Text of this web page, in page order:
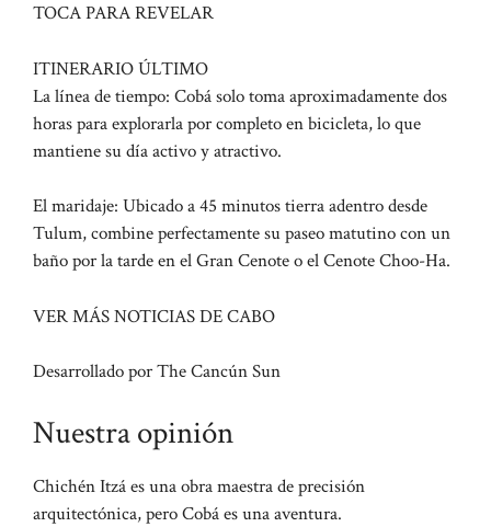
TOCA PARA REVELAR
ITINERARIO ÚLTIMO
La línea de tiempo: Cobá solo toma aproximadamente dos
horas para explorarla por completo en bicicleta, lo que
mantiene su día activo y atractivo.
El maridaje: Ubicado a 45 minutos tierra adentro desde
Tulum, combine perfectamente su paseo matutino con un
baño por la tarde en el Gran Cenote o el Cenote Choo-Ha.
VER MÁS NOTICIAS DE CABO
Desarrollado por The Cancún Sun
Nuestra opinión
Chichén Itzá es una obra maestra de precisión
arquitectónica, pero Cobá es una aventura.